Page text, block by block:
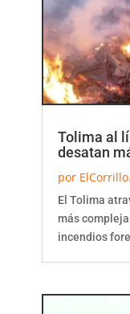
Tolima al
desatan
por
El Tolima
más
incendios